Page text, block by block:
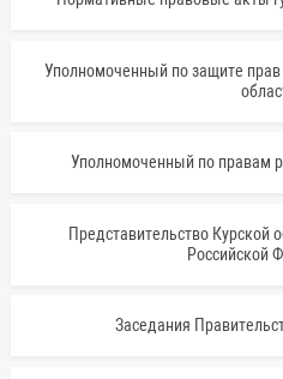
Уполномоченный по защите
Уполномоченный по правам
Представительство Курской
Российской
Заседания